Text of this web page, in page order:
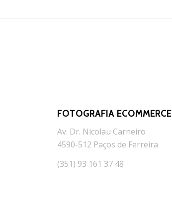
FOTOGRAFIA ECOMMERCE
Av. Dr. Nicolau Carneiro
4590-512 Paços de Ferreira
(351) 93 161 37 48